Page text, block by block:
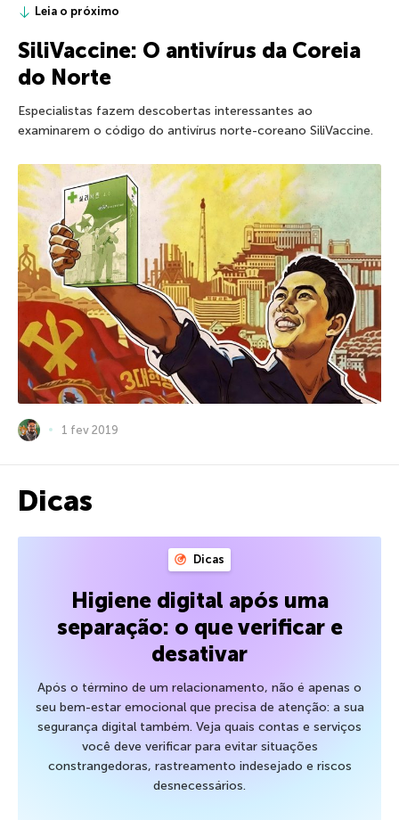
Leia o próximo
SiliVaccine: O antivírus da Coreia
do Norte
Especialistas fazem descobertas interessantes ao
examinarem o código do antivírus norte-coreano SiliVaccine.
1 fev 2019
Dicas
Dicas
Higiene digital após uma
separação: o que verificar e
desativar
Após o término de um relacionamento, não é apenas o
seu bem-estar emocional que precisa de atenção: a sua
segurança digital também. Veja quais contas e serviços
você deve verificar para evitar situações
constrangedoras, rastreamento indesejado e riscos
desnecessários.